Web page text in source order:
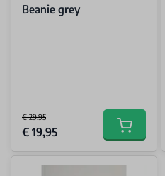
Beanie grey
€ 29,95
Special Price
€ 19,95 Add to cart